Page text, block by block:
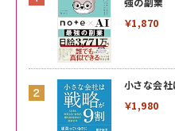
￥1,870
小さな会
￥1,980